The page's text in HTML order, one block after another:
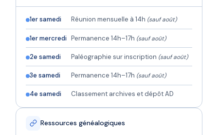
1er samedi Réunion mensuelle à 14h (sauf août)
1er mercredi Permanence 14h–17h (sauf août)
2e samedi Paléographie sur inscription (sauf août)
3e samedi Permanence 14h–17h (sauf août)
4e samedi Classement archives et dépôt AD
Ressources généalogiques